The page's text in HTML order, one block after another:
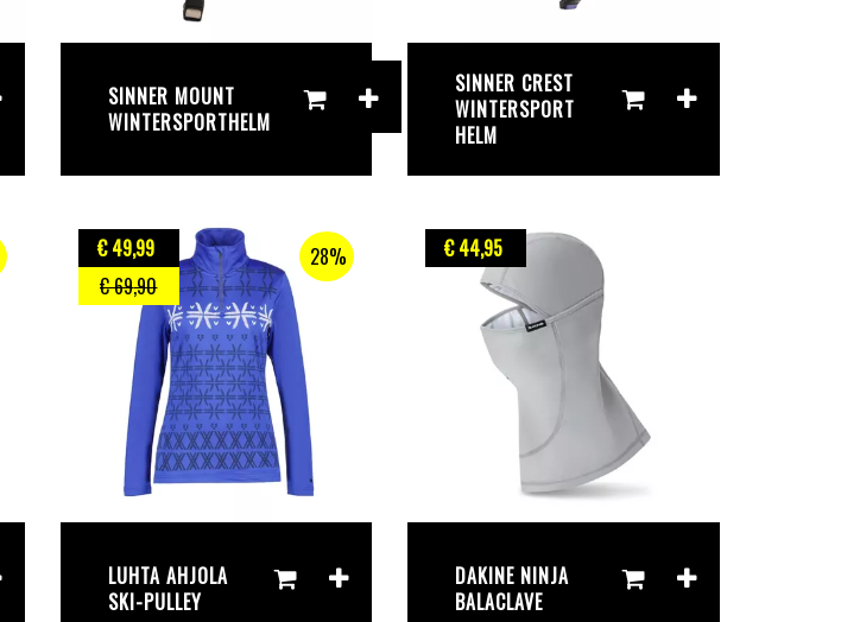
SINNER MOUNT
WINTERSPORTHELM
SINNER CREST
WINTERSPORT
HELM
€ 49,99
€ 69,90
28%
LUHTA AHJOLA
SKI-PULLEY
€ 44,95
DAKINE NINJA
BALACLAVE